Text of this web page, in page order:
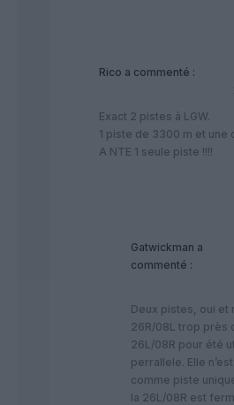
Rico a commenté :
Exact 2 pistes à LGW.
1 piste de 3300 m et une
A NTE 1 seule piste !!!!
Gatwickman a
commenté :
Deux pistes, oui et
26R/08L trop près
26L/08R pour été
perrallele. Elle
comme piste
la 26L/08R est